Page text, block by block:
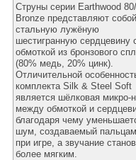
Струны серии Earthwood
Bronze представляют собой
стальную лужёную
шестигранную сердцевину
обмоткой из бронзового
(80% медь, 20% цинк).
Отличительной
комплекта Silk & Steel Soft
является шёлковая микро-
между обмоткой и
благодаря чему
шум, создаваемый
при игре, а звучание
более мягким.